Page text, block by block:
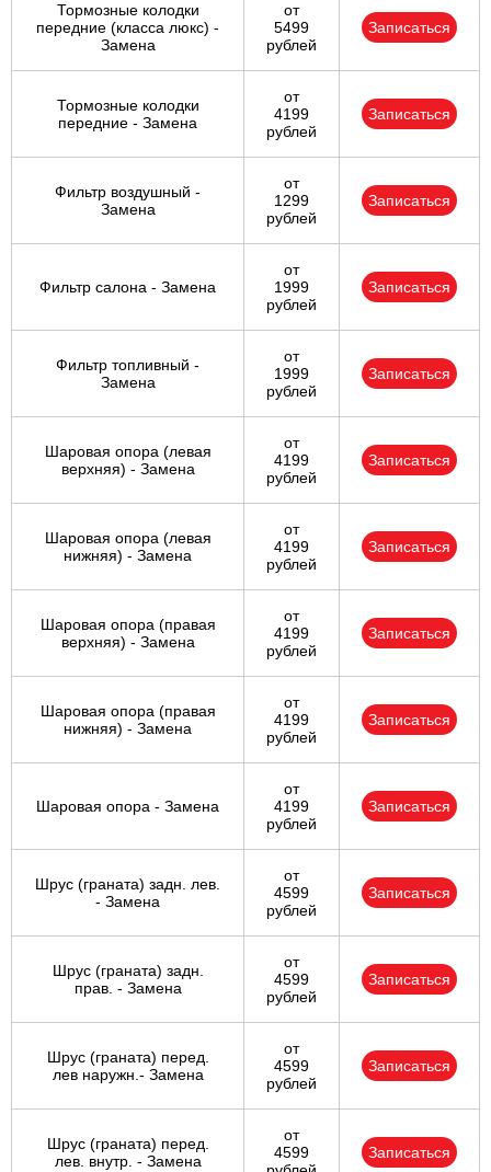
Тормозные колодки
передние (класса люкс) -
Замена
от
5499
рублей
Записаться
Тормозные колодки
передние - Замена
от
4199
рублей
Записаться
Фильтр воздушный -
Замена
от
1299
рублей
Записаться
Фильтр салона - Замена
от
1999
рублей
Записаться
Фильтр топливный -
Замена
от
1999
рублей
Записаться
Шаровая опора (левая
верхняя) - Замена
от
4199
рублей
Записаться
Шаровая опора (левая
нижняя) - Замена
от
4199
рублей
Записаться
Шаровая опора (правая
верхняя) - Замена
от
4199
рублей
Записаться
Шаровая опора (правая
нижняя) - Замена
от
4199
рублей
Записаться
Шаровая опора - Замена
от
4199
рублей
Записаться
Шрус (граната) задн. лев.
- Замена
от
4599
рублей
Записаться
Шрус (граната) задн.
прав. - Замена
от
4599
рублей
Записаться
Шрус (граната) перед.
лев наружн.- Замена
от
4599
рублей
Записаться
Шрус (граната) перед.
лев. внутр. - Замена
от
4599
Записаться